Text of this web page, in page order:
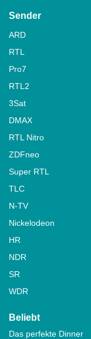
Sender
ARD
RTL
Pro7
RTL2
3Sat
DMAX
RTL Nitro
ZDFneo
Super RTL
TLC
N-TV
Nickelodeon
HR
NDR
SR
WDR
Beliebt
Das perfekte Dinner